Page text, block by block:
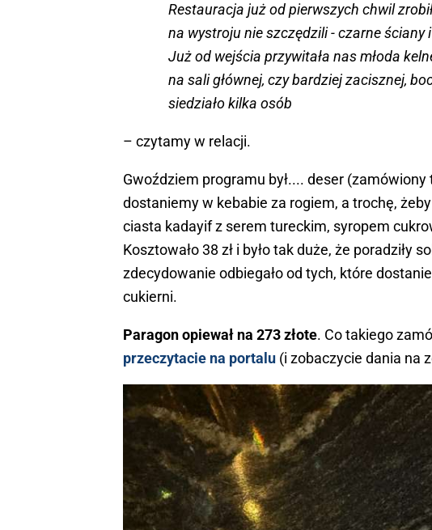
Restauracja już od pierwszych chwil
na wystroju nie szczędzili - czarne ściany
Już od wejścia przywitała nas młoda
na sali głównej, czy bardziej zacisznej,
siedziało kilka osób
– czytamy w relacji.
Gwoździem programu był.... deser
dostaniemy w kebabie za rogiem, a trochę,
ciasta kadayif z serem tureckim, syropem
Kosztowało38 zł i było tak duże, że poradziły
zdecydowanie odbiegało od tych, które
cukierni.
Paragon opiewał na 273 złote. Co takiego
przeczytacie na portalu (i zobaczycie dania na